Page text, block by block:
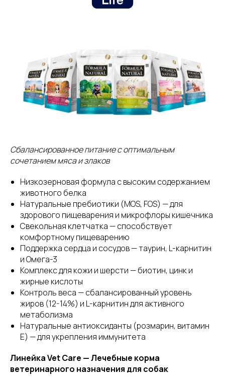
Сбалансированное питание с оптимальным
сочетанием мяса и злаков
Низкозерновая формула с высоким содержанием
животного белка
Натуральные пребиотики (MOS, FOS) — для
здорового пищеварения и микрофлоры кишечника
Свекольная клетчатка — способствует
комфортному пищеварению
Поддержка сердца и сосудов — таурин, L-карнитин
и Омега-3
Комплекс для кожи и шерсти — биотин, цинк и
жирные кислоты
Контроль веса — сбалансированный уровень
жиров (12-14%) и L-карнитин для активного
метаболизма
Натуральные антиоксиданты (розмарин, витамин
E) — для укрепления иммунитета
Линейка Vet Care — Лечебные корма
ветеринарного назначения для собак